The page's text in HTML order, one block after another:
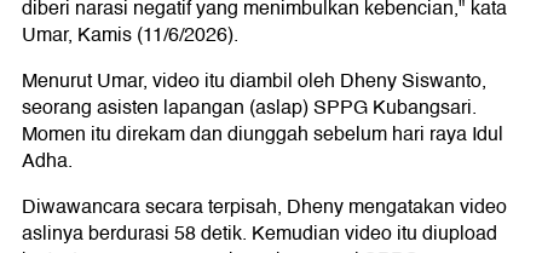
diberi narasi negatif yang menimbulkan kebencian," kata
Umar, Kamis (11/6/2026).
Menurut Umar, video itu diambil oleh Dheny Siswanto,
seorang asisten lapangan (aslap) SPPG Kubangsari.
Momen itu direkam dan diunggah sebelum hari raya Idul
Adha.
Diwawancara secara terpisah, Dheny mengatakan video
aslinya berdurasi 58 detik. Kemudian video itu diupload